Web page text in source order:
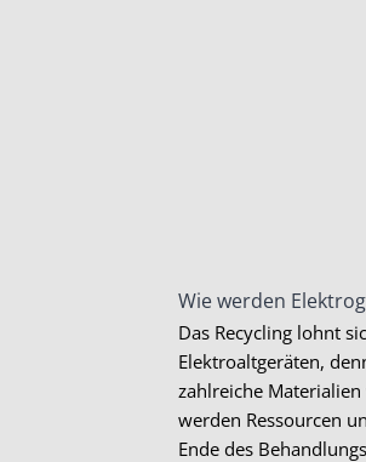
Wie werden
Das Recycling lohnt
Elektroaltgeräten,
zahlreiche
werden Ressourcen
Ende des